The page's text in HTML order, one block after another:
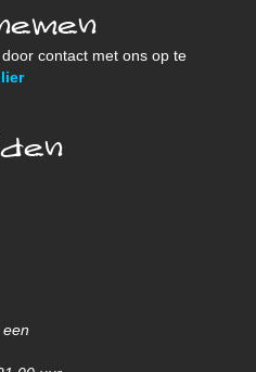
contact met ons op te